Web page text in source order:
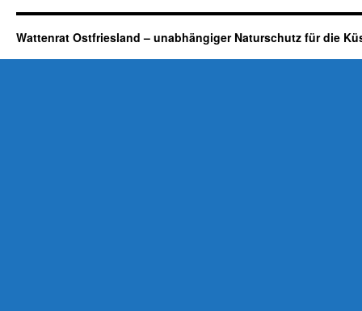
Wattenrat Ostfriesland – unabhängiger Naturschutz für die